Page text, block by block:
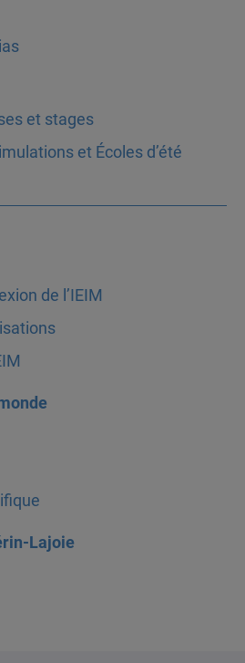
et stages
et Écoles d’été
de l’IEIM
Lajoie